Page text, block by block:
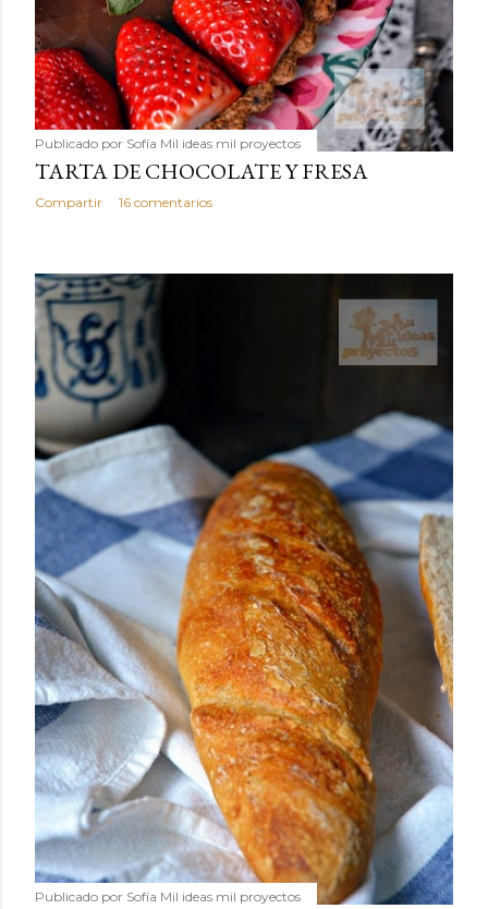
Publicado por Sofía Mil ideas mil proyectos
TARTA DE CHOCOLATE Y FRESA
Compartir 16 comentarios
Publicado por Sofía Mil ideas mil proyectos